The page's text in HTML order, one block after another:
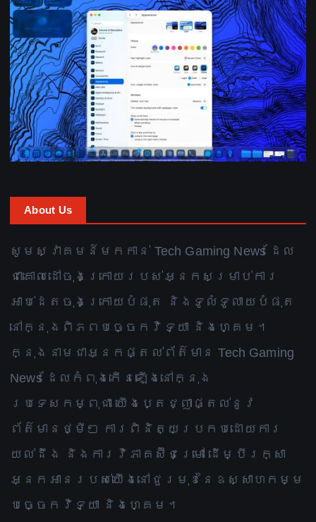
About Us
សូមស្វាគមន៍មកកាន់ Tech Gaming News ដែល
ជាគោលដៅចុងក្រោយរបស់អ្នកសម្រាប់ការ
អាប់ដេតចុងក្រោយបំផុត និងទូលំទូលាយបំផុត
នៅក្នុងពិភពបច្ចេកវិទ្យា និងហ្គេម។
ក្នុងនាមជាអ្នកផ្តល់ព័ត៌មាន Tech Gaming
News ដែលកំពុងកើនឡើងនៅក្នុង
ប្រទេសកម្ពុជា យើងប្តេជ្ញាផ្តល់នូវ
ព័ត៌មានថ្មីៗ ការពិនិត្យប្រកបដោយការ
យល់ដឹង និងការវិភាគស៊ីជម្រៅ ដើម្បីរក្សា
អ្នកអានរបស់យើងនៅជួរមុខនៃឧស្សាហកម្ម
បច្ចេកវិទ្យា និងហ្គេម។